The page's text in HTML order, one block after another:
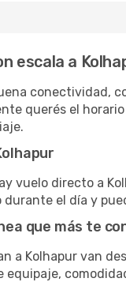
escala a
conectividad,
querés el
vuelo directo a
durante el día y
que más te
a Kolhapur van
equipaje,